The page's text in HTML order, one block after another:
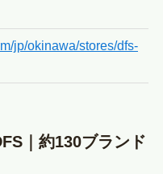
jp/okinawa/stores/dfs-
｜約130ブランド